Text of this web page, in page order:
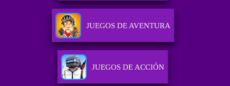
JUEGOS DE AVENTURA
JUEGOS DE ACCIÓN